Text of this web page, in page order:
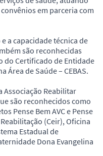
em parceria com
a capacidade técnica de
são reconhecidas
do Certificado de Entidade
Área de Saúde – CEBAS.
Associação Reabilitar
são reconhecidos como
Pense Bem AVC e Pense
(Ceir), Oficina
Estadual de
Dona Evangelina